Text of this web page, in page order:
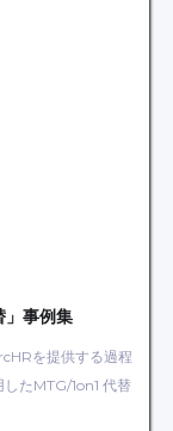
事例集
を提供する過程
たMTG/1on1 代替